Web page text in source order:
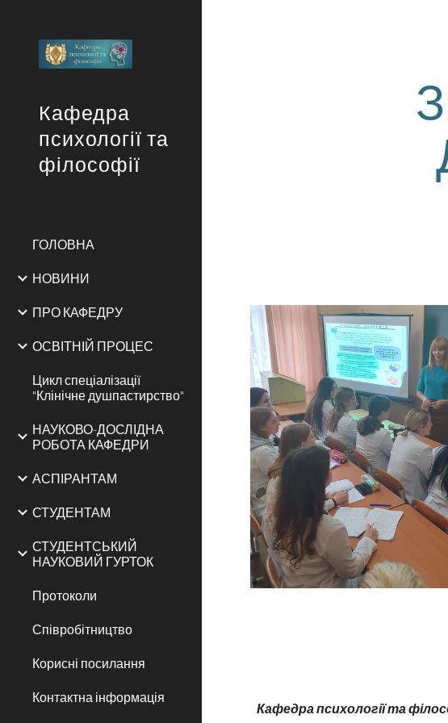
Кафедра
психології та
філософії
ГОЛОВНА
НОВИНИ
ПРО КАФЕДРУ
ОСВІТНІЙ ПРОЦЕС
Цикл спеціалізації
"Клінічне душпастирство"
НАУКОВО-ДОСЛІДНА
РОБОТА КАФЕДРИ
АСПІРАНТАМ
СТУДЕНТАМ
СТУДЕНТСЬКИЙ
НАУКОВИЙ ГУРТОК
Протоколи
Співробітництво
Корисні посилання
Контактна інформація
Кафедра психології та